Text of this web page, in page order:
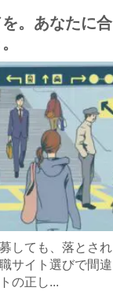
。あなたに合
しても、落とされ
サイト選びで間違
の正し...